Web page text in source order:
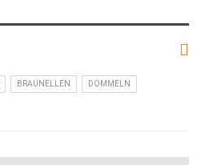
BRAUNELLEN DOMMELN